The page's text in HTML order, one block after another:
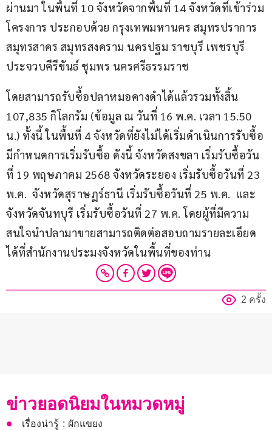
ผ่านมา ในพื้นที่ 10 จังหวัดจากพื้นที่ 14 จังหวัดที่เข้าร่วม
โครงการ ประกอบด้วย กรุงเทพมหานคร สมุทรปราการ
สมุทรสาคร สมุทรสงคราม นครปฐม ราชบุรี เพชรบุรี
ประจวบคีรีขันธ์ ชุมพร นครศรีธรรมราช
โดยสามารถรับซื้อปลาหมอคางดำได้แล้วรวมทั้งสิ้น
107,835 กิโลกรัม (ข้อมูล ณ วันที่ 16 พ.ค. เวลา 15.50
น.) ทั้งนี้ ในพื้นที่ 4 จังหวัดที่ยังไม่ได้เริ่มดำเนินการรับซื้อ
มีกำหนดการเริ่มรับซื้อ ดังนี้ จังหวัดสงขลา เริ่มรับซื้อวัน
ที่ 19 พฤษภาคม 2568 จังหวัดระยอง เริ่มรับซื้อวันที่ 23
พ.ค.  จังหวัดสุราษฏร์ธานี เริ่มรับซื้อวันที่ 25 พ.ค.  และ
จังหวัดจันทบุรี เริ่มรับซื้อวันที่ 27 พ.ค. โดยผู้ที่มีความ
สนใจนำปลามาขายสามารถติดต่อสอบถามรายละเอียด
ได้ที่สำนักงานประมงจังหวัดในพื้นที่ของท่าน
2 ครั้ง
ข่าวยอดนิยมในหมวดหมู่
เรื่องน่ารู้ : ผักแขยง